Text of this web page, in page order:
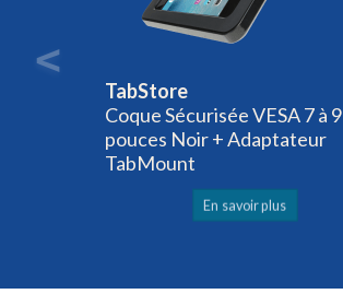
TabStore
Coque Sécurisée VESA 7 à 9
pouces Noir + Adaptateur
TabMount
En savoir plus